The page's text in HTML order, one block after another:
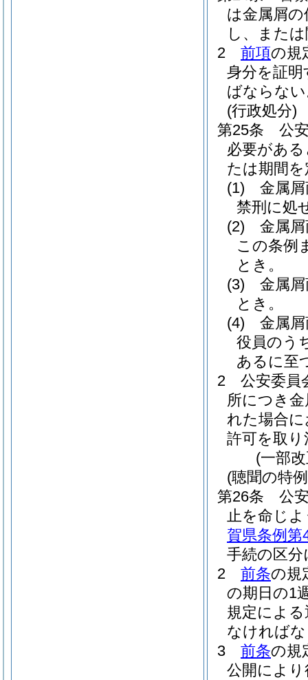
は金属屑
し、また
2
前項の規
身分を証
ばならな
(行政処分)
第25条
公
必要があ
たは期間
(1)
金属
禁刑に処
(2)
金属
この条例
とき。
(3)
金属
とき。
(4)
金属
役員のう
あるに至
2
公安委員
所につき
れた場合
許可を取
(一部
(聴聞の特
第26条
公
止を命じ
賀県条例第
手続の区
2
前条の規
の期日の1
規定によ
なければ
3
前条の規
公開によ